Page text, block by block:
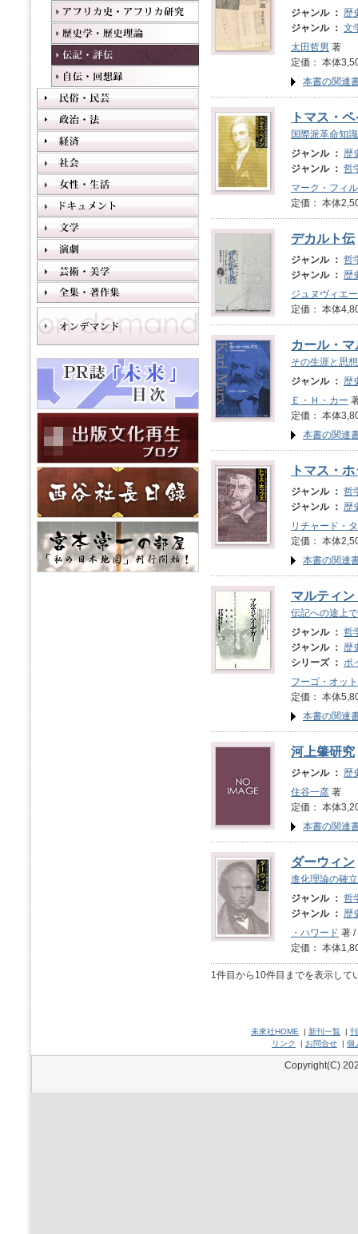
ジャンル ： 歴
ジャンル ： 文
太田哲男 著
定価： 本体
本書の関連
トマス・
国際派革命知
ジャンル ： 歴
ジャンル ： 哲
マーク・フィ
定価： 本体
デカルト伝
ジャンル ： 哲
ジャンル ： 歴
ジュヌヴィエ
定価： 本体
カール・
その生涯と思
ジャンル ： 歴
Ｅ・Ｈ・カー
定価： 本体
本書の関連
トマス・
ジャンル ： 哲
ジャンル ： 歴
リチャード・
定価： 本体
本書の関連
マルティ
伝記への途上で
ジャンル ： 哲
ジャンル ： 歴
シリーズ ： ポ
フーゴ・オット
定価： 本体
本書の関連
河上肇研究
ジャンル ： 歴
住谷一彦 著
定価： 本体
本書の関連
ダーウィン
進化理論の確
ジャンル ： 哲
ジャンル ： 歴
・ハワード 著 /
定価： 本体
1件目から10件目までを表示して
未來社HOME | 新刊一覧 |
リンク
| お問合せ | 個
Copyright(C)